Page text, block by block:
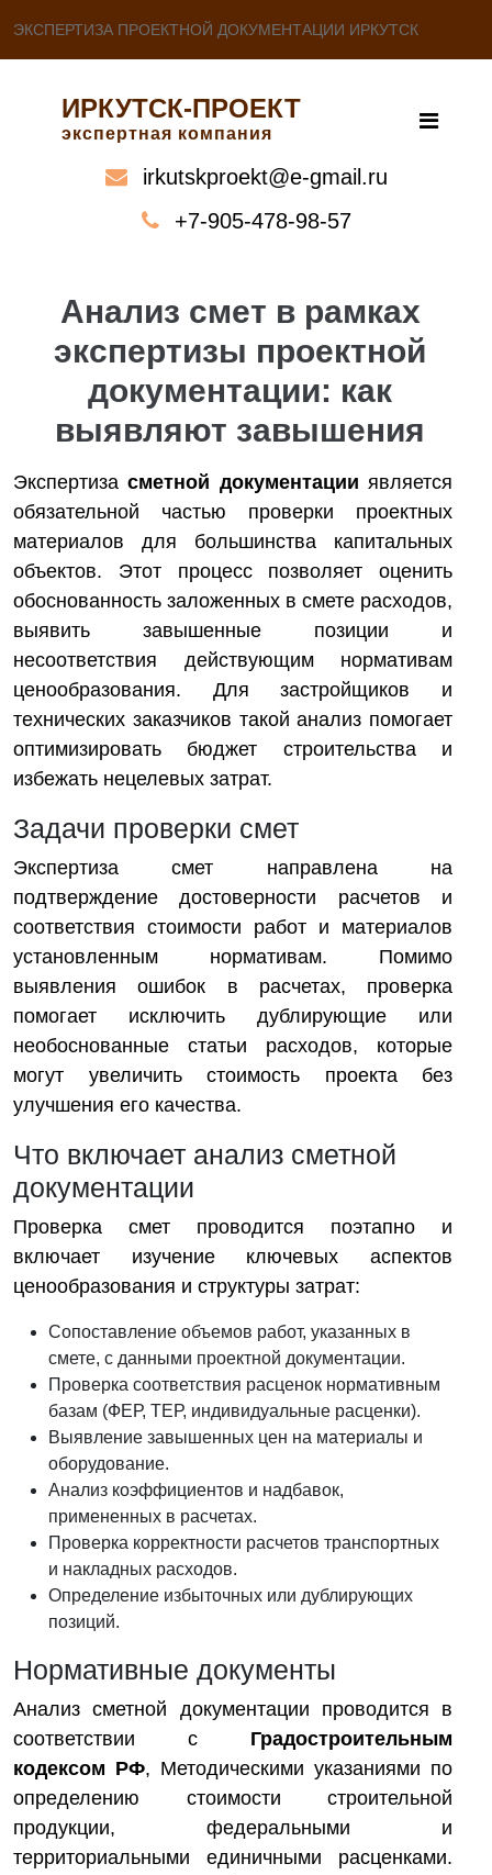
ЭКСПЕРТИЗА ПРОЕКТНОЙ ДОКУМЕНТАЦИИ ИРКУТСК
ИРКУТСК-ПРОЕКТ
экспертная компания
irkutskproekt@e-gmail.ru
+7-905-478-98-57
Анализ смет в рамках
экспертизы проектной
документации: как
выявляют завышения
Экспертизасметной документации является
обязательной частью проверки проектных
материалов для большинства капитальных
объектов. Этот процесс позволяет оценить
обоснованность заложенных в смете расходов,
выявить завышенные позиции и
несоответствия действующим нормативам
ценообразования. Для застройщиков и
технических заказчиков такой анализ помогает
оптимизировать бюджет строительства и
избежать нецелевых затрат.
Задачи проверки смет
Экспертиза смет направлена на
подтверждение достоверности расчетов и
соответствия стоимости работ и материалов
установленным нормативам. Помимо
выявления ошибок в расчетах, проверка
помогает исключить дублирующие или
необоснованные статьи расходов, которые
могут увеличить стоимость проекта без
улучшения его качества.
Что включает анализ сметной
документации
Проверка смет проводится поэтапно и
включает изучение ключевых аспектов
ценообразования и структуры затрат:
Сопоставление объемов работ, указанных в
смете, с данными проектной документации.
Проверка соответствия расценок нормативным
базам (ФЕР, ТЕР, индивидуальные расценки).
Выявление завышенных цен на материалы и
оборудование.
Анализ коэффициентов и надбавок,
примененных в расчетах.
Проверка корректности расчетов транспортных
и накладных расходов.
Определение избыточных или дублирующих
позиций.
Нормативные документы
Анализ сметной документации проводится в
соответствии с Градостроительным
кодексом РФ, Методическими указаниями по
определению стоимости строительной
продукции, федеральными и
территориальными единичными расценками.